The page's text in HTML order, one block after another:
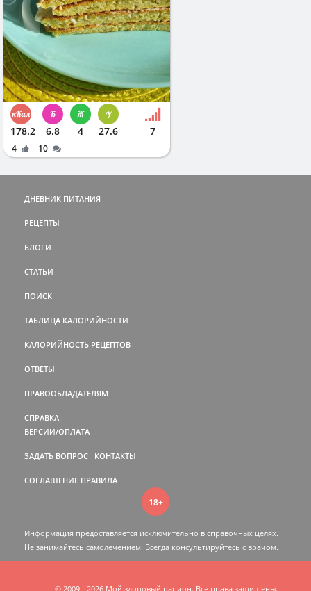
178.2 6.8 4 27.6 7
4 10
ДНЕВНИК ПИТАНИЯ
РЕЦЕПТЫ
БЛОГИ
СТАТЬИ
ПОИСК
ТАБЛИЦА КАЛОРИЙНОСТИ
КАЛОРИЙНОСТЬ РЕЦЕПТОВ
ОТВЕТЫ
ПРАВООБЛАДАТЕЛЯМ
СПРАВКА
ВЕРСИИ/ОПЛАТА
ЗАДАТЬ ВОПРОС КОНТАКТЫ
СОГЛАШЕНИЕ ПРАВИЛА
18+
Информация предоставляется исключительно в справочных целях.
Не занимайтесь самолечением. Всегда консультируйтесь c врачом.
© 2009 - 2026 Мой здоровый рацион. Все права защищены.